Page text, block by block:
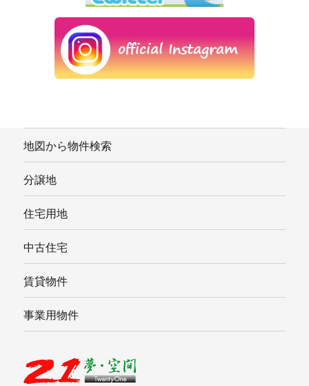
地図から物件検索
分譲地
住宅用地
中古住宅
賃貸物件
事業用物件